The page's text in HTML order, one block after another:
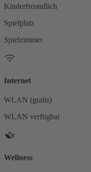
Kinderfreundlich
Spielplatz
Spielzimmer
Internet
WLAN (gratis)
WLAN verfügbar
Wellness